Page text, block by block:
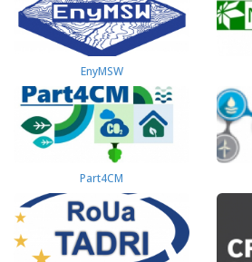
EnyMSW
Part4СМ